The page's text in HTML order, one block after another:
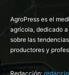
AgroPress es el
agrícola, dedicado
sobre las
productores y
Redacción: